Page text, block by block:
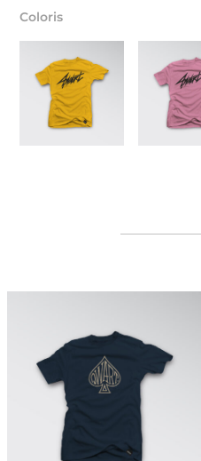
Coloris